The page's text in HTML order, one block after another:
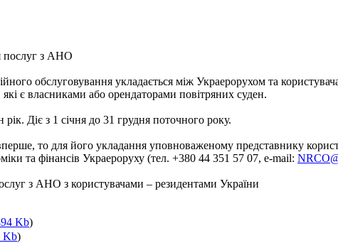
послуг з АНО
обслуговування укладається між Украерорухом та
є власниками або орендаторами повітряних суден.
Діє з 1 січня до 31 грудня поточного року.
то для його укладання уповноваженому представнику
та фінансів Украероруху (тел. +380 44 351 57 07, е-mail:
з АНО з користувачами – резидентами України
Kb)
Kb)